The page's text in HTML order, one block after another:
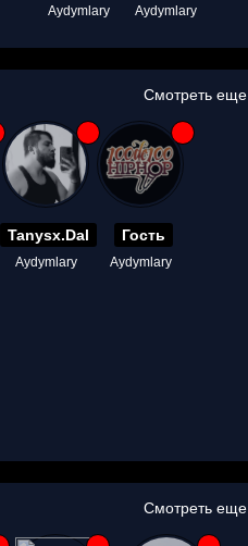
Aydymlary Aydymlary
Смотреть еще
Tanysx.Dal
Aydymlary
Гость
Aydymlary
Смотреть еще